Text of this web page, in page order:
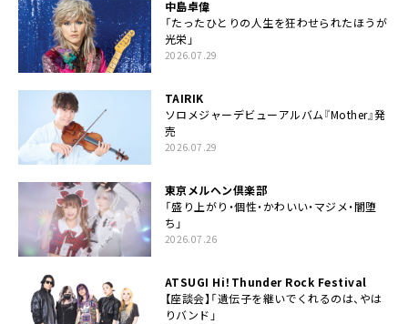
中島卓偉
「たったひとりの人生を狂わせられたほうが
光栄」
2026.07.29
TAIRIK
ソロメジャーデビューアルバム『Mother』発
売
2026.07.29
東京メルヘン倶楽部
「盛り上がり・個性・かわいい・マジメ・闇堕
ち」
2026.07.26
ATSUGI Hi！Thunder Rock Festival
【座談会】「遺伝子を継いでくれるのは、やは
りバンド」